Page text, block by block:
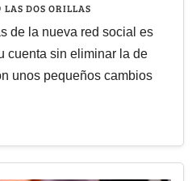
LAS DOS ORILLAS
de la nueva red social es
cuenta sin eliminar la de
unos pequeños cambios